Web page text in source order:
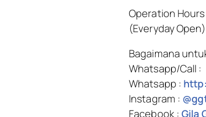
Operation Hours
(Everyday Open)
Bagaimana
Whatsapp/Call :
Whatsapp :
Instagram :
Facebook :Gila